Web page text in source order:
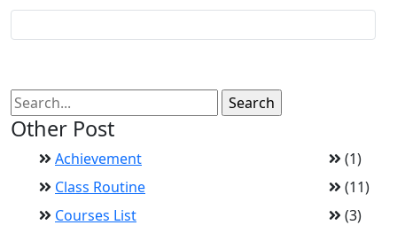
Other Post
Achievement
(1)
Class Routine
(11)
Courses List
(3)